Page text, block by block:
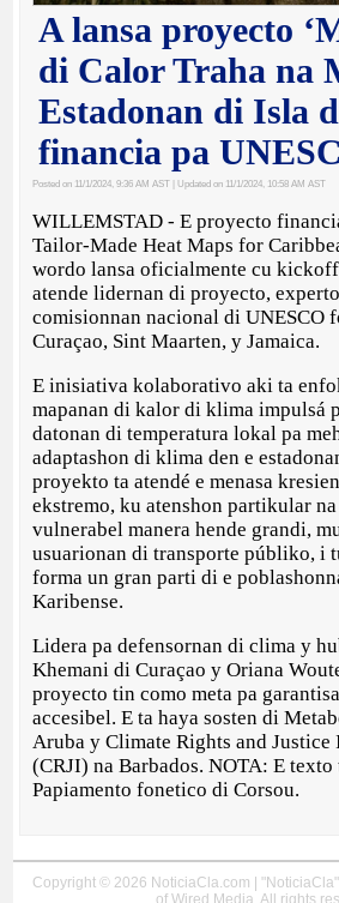
A lansa proyecto
di Calor Traha na
Estadonan di Isla
financia pa
Posted on 11/1/2024, 9:36 AM AST | Updated on 11/1/2024, 10:58 AM AST
WILLEMSTAD - E proyecto
Tailor-Made Heat Maps for
wordo lansa oficialmente cu
atende lidernan di proyecto,
comisionnan nacional di UNESCO
Curaçao, Sint Maarten, y Jamaica.
E inisiativa kolaborativo aki ta
mapanan di kalor di klima impulsá
datonan di temperatura lokal pa
adaptashon di klima den e
proyekto ta atendé e menasa
ekstremo, ku atenshon partikular
vulnerabel manera hende grandi,
usuarionan di transporte públiko, i
forma un gran parti di e
Karibense.
Lidera pa defensornan di clima y
Khemani di Curaçao y Oriana
proyecto tin como meta pa
accesibel. E ta haya sosten di
Aruba y Climate Rights and Justice
(CRJI) na Barbados. NOTA: E
Papiamento fonetico di Corsou.
Copyright © 2026 NoticiaCla.com |
of Wired Media. All rights